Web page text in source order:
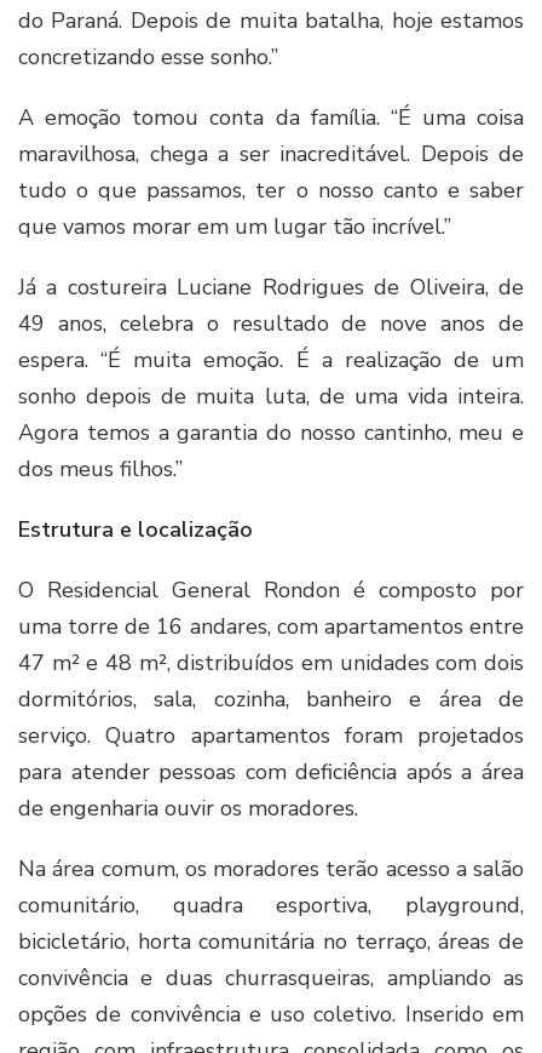
do Paraná. Depois de muita batalha, hoje estamos
concretizando esse sonho.”
A emoção tomou conta da família. “É uma coisa
maravilhosa, chega a ser inacreditável. Depois de
tudo o que passamos, ter o nosso canto e saber
que vamos morar em um lugar tão incrível.”
Já a costureira Luciane Rodrigues de Oliveira, de
49 anos, celebra o resultado de nove anos de
espera. “É muita emoção. É a realização de um
sonho depois de muita luta, de uma vida inteira.
Agora temos a garantia do nosso cantinho, meu e
dos meus filhos.”
Estrutura e localização
O Residencial General Rondon é composto por
uma torre de 16 andares, com apartamentos entre
47 m² e 48 m², distribuídos em unidades com dois
dormitórios, sala, cozinha, banheiro e área de
serviço. Quatro apartamentos foram projetados
para atender pessoas com deficiência após a área
de engenharia ouvir os moradores.
Na área comum, os moradores terão acesso a salão
comunitário, quadra esportiva, playground,
bicicletário, horta comunitária no terraço, áreas de
convivência e duas churrasqueiras, ampliando as
opções de convivência e uso coletivo. Inserido em